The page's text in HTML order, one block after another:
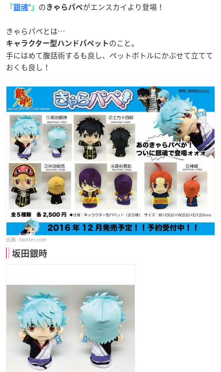
『銀魂°』 の きゃらパペがエンスカイより登場！
きゃらパペとは…
キャラクター型ハンドパペット のこと。
手にはめて腹話術するも良し、ペットボトルにかぶせて立てて
おくも良し！
twitter.com
坂田銀時